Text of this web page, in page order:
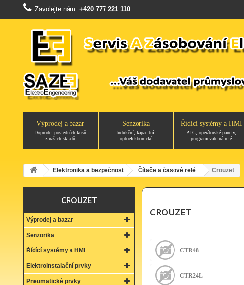
Zavolejte nám: +420 777 221 110
Výprodej a bazar
Doprodej posledních kusů
z našich skladů
Senzorika
Indukční, kapacitní,
optoelektronické
Řídící systémy a HMI
PLC, operátorské panely,
programovatelná relé
Elektronika a bezpečnost Čítače a časové relé Crouzet
CROUZET
Výprodej a bazar
Senzorika
Řídící systémy a HMI
Elektroinstalační prvky
Pneumatické prvky
CROUZET
CTR48
CTR24L